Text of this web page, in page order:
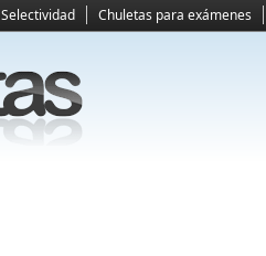
Selectividad Chuletas para exámenes